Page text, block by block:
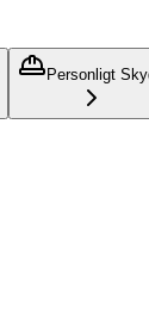
Personligt